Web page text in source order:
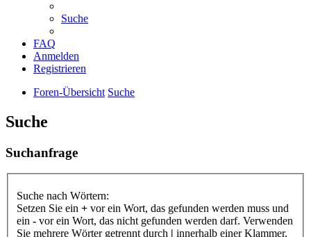
Suche
FAQ
Anmelden
Registrieren
Foren-Übersicht Suche
Suche
Suchanfrage
Suche nach Wörtern:
Setzen Sie ein + vor ein Wort, das gefunden werden muss und
ein - vor ein Wort, das nicht gefunden werden darf. Verwenden
Sie mehrere Wörter getrennt durch | innerhalb einer Klammer,